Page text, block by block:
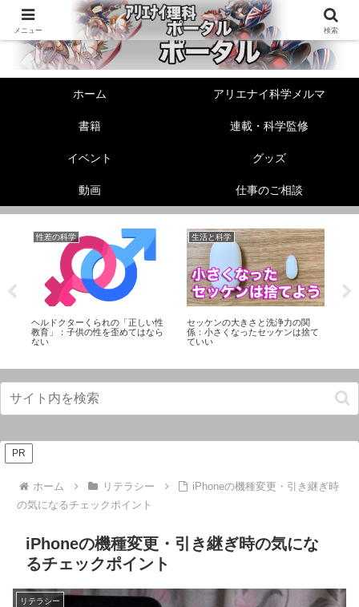
ホーム アリエナイ科学メルマ
書籍 連載・科学監修
イベント グッズ
動画 仕事のご相談
性差の科学
ヘルドクターくられの「正しい性
教育」：子供の性を歪めてはなら
ない
生活と科学
セッケンの大きさと洗浄力の関
係：小さくなったセッケンは捨て
ていい
PR
ホーム リテラシー
iPhoneの機種変更・引き継ぎ時
の気になるチェックポイント
iPhoneの機種変更・引き継ぎ時の気にな
るチェックポイント
リテラシー
メニュー 検索